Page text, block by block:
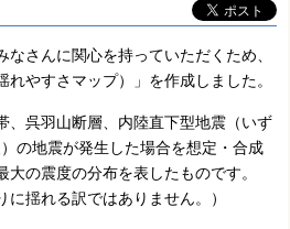
さんに関心を持っていただくため、
れやすさマップ）」を作成しました。
呉羽山断層、内陸直下型地震（いず
の地震が発生した場合を想定・合成
大の震度の分布を表したものです。
揺れる訳ではありません。）